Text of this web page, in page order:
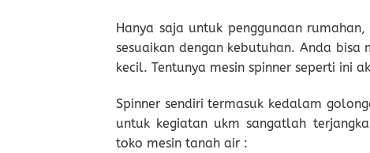
Hanya saja untuk penggunaan rumahan,
sesuaikan dengan kebutuhan. Anda
kecil. Tentunya mesin spinner seperti ini
Spinner sendiri termasuk kedalam
untuk kegiatan ukm sangatlah
toko mesin tanah air :